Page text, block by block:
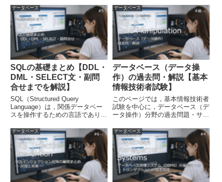
も幅広く出題されます。従来のデ
ータベース管理だけでなく，大規
模データの処理や分析など，さま
ざまな応用技術が発展していま
す...
ある概念設計では，実世界のデー
タを整理し，その構造や関係をモ
デル化します。E-R図の役割や構
成要素を，きちんと整理でき...
データベース
SQLの基礎まとめ【DDL・
DML・SELECT文・副問
合せまでを解説】
SQL（Structured Query
Language）は，関係データベー
スを操作するための言語であり，
る情報処理技術者試験で必須とな
る重要分野です。関係モデルで設
計したデータベースに対して，デ
ータの定義や...
データベース
データベース（データ操
作）の過去問・解説【基本
情報技術者試験】
このページでは，基本情報技術者
試験を中心に，データベース（デ
ータ操作）分野の過去問題・サン
ます。関係演算（射影・選択・結
合・自然結合など）や
SQL（SELECT文，GROUP
BY，副問合せ，ビュー，
UPDAT...
データベース データベース